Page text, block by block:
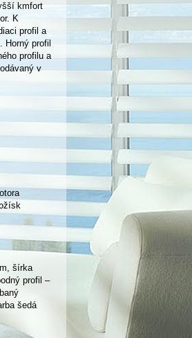
kmfort
K
profil a
profil
profilu a
v
šírka
profil –
šedá